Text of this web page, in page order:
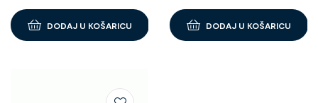
DODAJ U KOŠARICU DODAJ U KOŠARICU